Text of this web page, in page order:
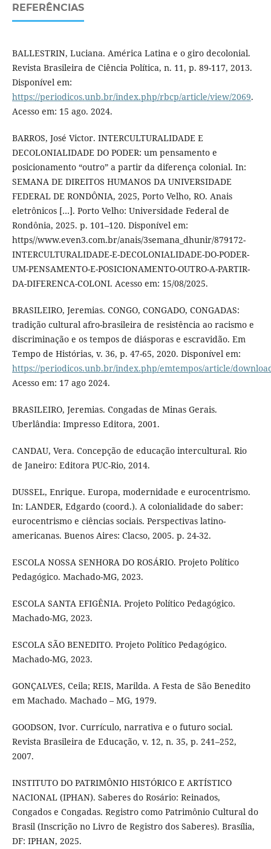
REFERÊNCIAS
BALLESTRIN, Luciana. América Latina e o giro decolonial.
Revista Brasileira de Ciência Política, n. 11, p. 89-117, 2013.
Disponível em:
https://periodicos.unb.br/index.php/rbcp/article/view/2069.
Acesso em: 15 ago. 2024.
BARROS, José Victor. INTERCULTURALIDADE E
DECOLONIALIDADE DO PODER: um pensamento e
posicionamento “outro” a partir da diferença colonial. In:
SEMANA DE DIREITOS HUMANOS DA UNIVERSIDADE
FEDERAL DE RONDÔNIA, 2025, Porto Velho, RO. Anais
eletrônicos […]. Porto Velho: Universidade Federal de
Rondônia, 2025. p. 101–120. Disponível em:
https//www.even3.com.br/anais/3semana_dhunir/879172-
INTERCULTURALIDADE-E-DECOLONIALIDADE-DO-PODER-
UM-PENSAMENTO-E-POSICIONAMENTO-OUTRO-A-PARTIR-
DA-DIFERENCA-COLONI. Acesso em: 15/08/2025.
BRASILEIRO, Jeremias. CONGO, CONGADO, CONGADAS:
tradição cultural afro-brasileira de resistência ao racismo e
discriminação e os tempos de diásporas e escravidão. Em
Tempo de Histórias, v. 36, p. 47-65, 2020. Disponível em:
https://periodicos.unb.br/index.php/emtempos/article/
Acesso em: 17 ago 2024.
BRASILEIRO, Jeremias. Congadas de Minas Gerais.
Uberlândia: Impresso Editora, 2001.
CANDAU, Vera. Concepção de educação intercultural. Rio
de Janeiro: Editora PUC-Rio, 2014.
DUSSEL, Enrique. Europa, modernidade e eurocentrismo.
In: LANDER, Edgardo (coord.). A colonialidade do saber:
eurocentrismo e ciências sociais. Perspectivas latino-
americanas. Buenos Aires: Clacso, 2005. p. 24-32.
ESCOLA NOSSA SENHORA DO ROSÁRIO. Projeto Político
Pedagógico. Machado-MG, 2023.
ESCOLA SANTA EFIGÊNIA. Projeto Político Pedagógico.
Machado-MG, 2023.
ESCOLA SÃO BENEDITO. Projeto Político Pedagógico.
Machado-MG, 2023.
GONÇALVES, Ceila; REIS, Marilda. A Festa de São Benedito
em Machado. Machado – MG, 1979.
GOODSON, Ivor. Currículo, narrativa e o futuro social.
Revista Brasileira de Educação, v. 12, n. 35, p. 241–252,
2007.
INSTITUTO DO PATRIMÔNIO HISTÓRICO E ARTÍSTICO
NACIONAL (IPHAN). Saberes do Rosário: Reinados,
Congados e Congadas. Registro como Patrimônio Cultural do
Brasil (Inscrição no Livro de Registro dos Saberes). Brasília,
DF: IPHAN, 2025.